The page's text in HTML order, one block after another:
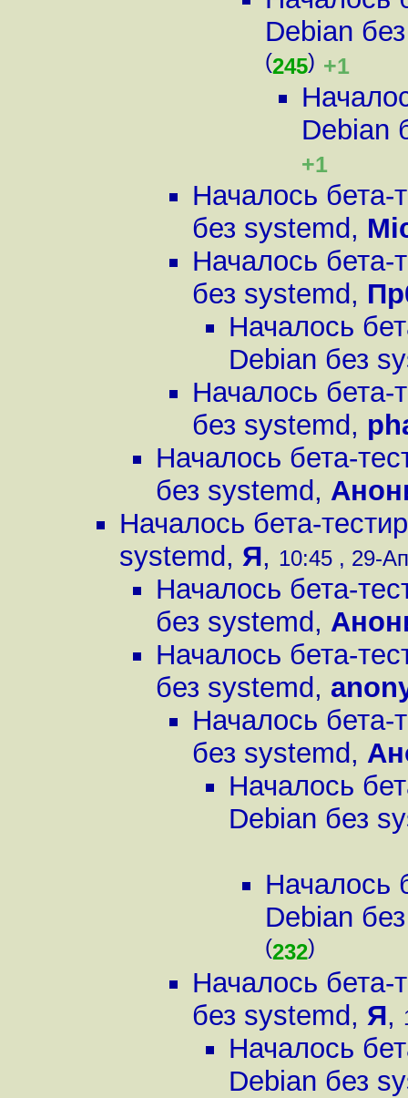
Debian
(245) +1
Debian
+1
Началось бета-
без systemd,
Началось бета-
без systemd,
Началось
Debian без
Началось бета-
без systemd,
Началось бета-
без systemd,
Началось бета-
systemd, Я, 10:45 , 29-
Началось бета-
без systemd,
Началось бета-
без systemd,
Началось бета-
без systemd,
Началось
Debian без
Началось
Debian
(232)
Началось бета-
без systemd, Я,
Началось
Debian без